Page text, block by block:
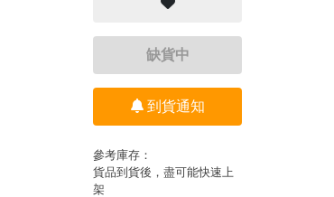
缺貨中
到貨通知
參考庫存：
貨品到貨後，盡可能快速上
架